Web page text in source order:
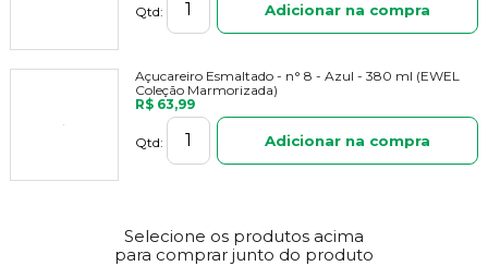
Qtd: Adicionar na compra
Açucareiro Esmaltado - n° 8 - Azul - 380 ml (EWEL
Coleção Marmorizada)
R$ 63,99
Qtd: Adicionar na compra
Selecione os produtos acima
para comprar junto do produto